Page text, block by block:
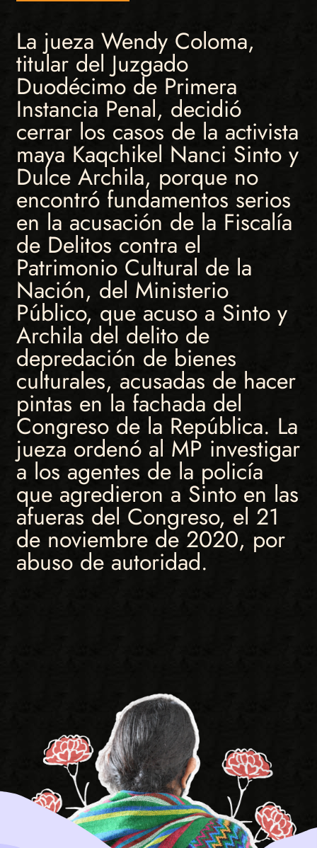
La jueza Wendy Coloma,
titular del Juzgado
Duodécimo de Primera
Instancia Penal, decidió
cerrar los casos de la activista
maya Kaqchikel Nanci Sinto y
Dulce Archila, porque no
encontró fundamentos serios
en la acusación de la Fiscalía
de Delitos contra el
Patrimonio Cultural de la
Nación, del Ministerio
Público, que acuso a Sinto y
Archila del delito de
depredación de bienes
culturales, acusadas de hacer
pintas en la fachada del
Congreso de la República. La
jueza ordenó al MP investigar
a los agentes de la policía
que agredieron a Sinto en las
afueras del Congreso, el 21
de noviembre de 2020, por
abuso de autoridad.